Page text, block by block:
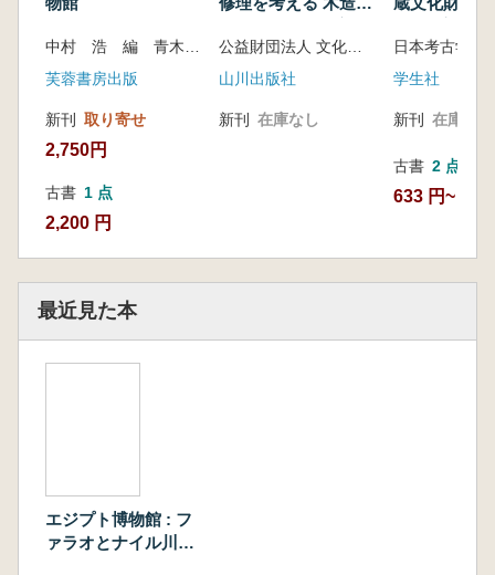
中村 浩 編 青木 豊 編
芙蓉書房出版
新刊 取り寄せ
2,750円
古書 1 点
2,200 円
公益財団法人 文化財建造物保存技術協会 編集
山川出版社
新刊 在庫なし
日本考古学
学生社
新刊 在庫なし
古書 2 点
633 円~
最近見た本
エジプト博物館 : フ
ァラオとナイル川五